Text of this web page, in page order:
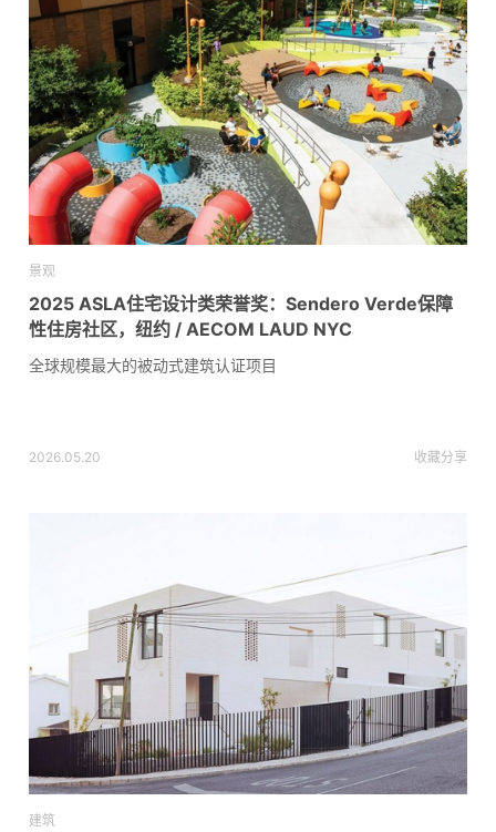
景观
2025 ASLA住宅设计类荣誉奖：Sendero Verde保障
性住房社区，纽约 / AECOM LAUD NYC
全球规模最大的被动式建筑认证项目
2026.05.20 收藏分享
建筑